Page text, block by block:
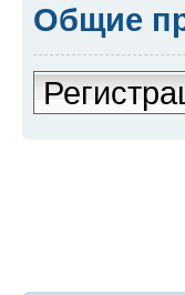
Общие